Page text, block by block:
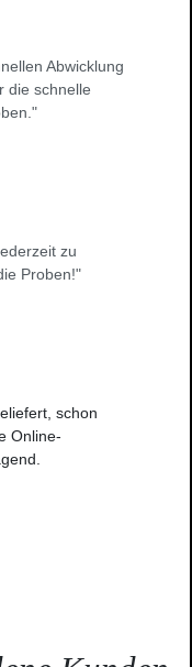
Abwicklung
die schnelle
zu
Proben!"
schon
Online-